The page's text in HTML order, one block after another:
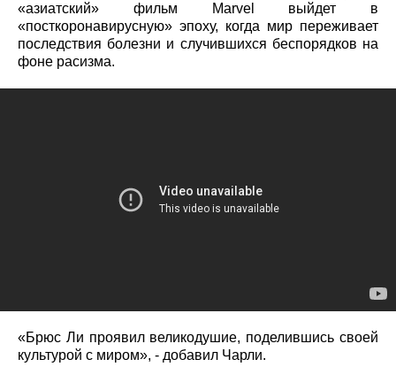
«азиатский» фильм Marvel выйдет в
«посткоронавирусную» эпоху, когда мир переживает
последствия болезни и случившихся беспорядков на
фоне расизма.
«Брюс Ли проявил великодушие, поделившись своей
культурой с миром», - добавил Чарли.